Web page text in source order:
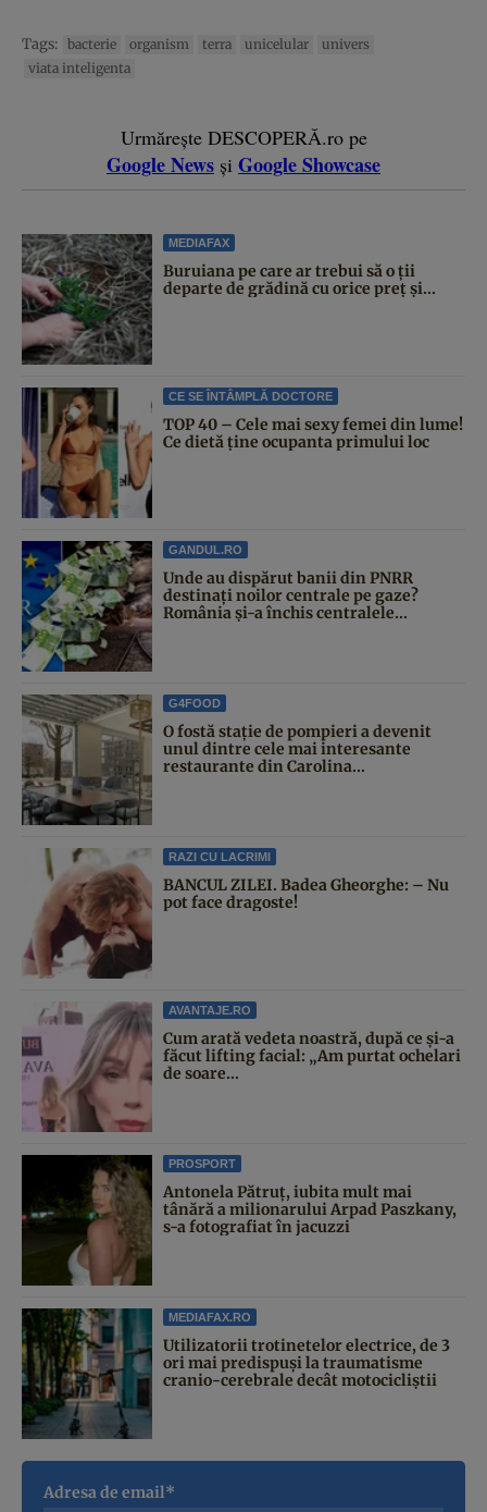
Tags: bacterie organism terra unicelular
univers
viata inteligenta
Urmărește DESCOPERĂ.ro pe
Google News și Google Showcase
MEDIAFAX
Buruiana pe care ar trebui să o ții
departe de grădină cu orice preț și...
CE SE ÎNTÂMPLĂ DOCTORE
TOP 40 – Cele mai sexy femei din lume!
Ce dietă ține ocupanta primului loc
GANDUL.RO
Unde au dispărut banii din PNRR
destinați noilor centrale pe gaze?
România și-a închis centralele...
G4FOOD
O fostă stație de pompieri a devenit
unul dintre cele mai interesante
restaurante din Carolina...
RAZI CU LACRIMI
BANCUL ZILEI. Badea Gheorghe: – Nu
pot face dragoste!
AVANTAJE.RO
Cum arată vedeta noastră, după ce și-a
făcut lifting facial: „Am purtat ochelari
de soare...
PROSPORT
Antonela Pătruț, iubita mult mai
tânără a milionarului Arpad Paszkany,
s-a fotografiat în jacuzzi
MEDIAFAX.RO
Utilizatorii trotinetelor electrice, de 3
ori mai predispuși la traumatisme
cranio-cerebrale decât motocicliștii
Adresa de email*